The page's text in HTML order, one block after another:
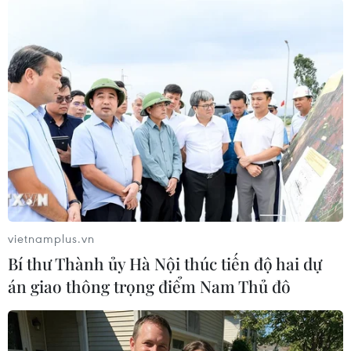
#Crocus City Hall
#tấn công nhà hát Crocus City Hall
#Tấn công khủng bố nhà hát ở Nga
#Tấn công khủng bố ở Nga
Theo dõi VietnamPlus
VỤ TẤN CÔNG KHỦNG BỐ NHÀ HÁT CROCUS -
vietnamplus.vn
Bí thư Thành ủy Hà Nội thúc tiến độ hai dự
án giao thông trọng điểm Nam Thủ đô